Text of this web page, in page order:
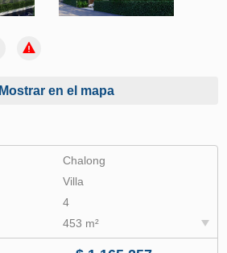
Mostrar en el mapa
Chalong
Villa
4
453 m²